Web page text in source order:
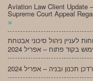
Aviation Law Client Update
Supreme Court Appeal
»
לעניין ניהול סיכוני אבטחת